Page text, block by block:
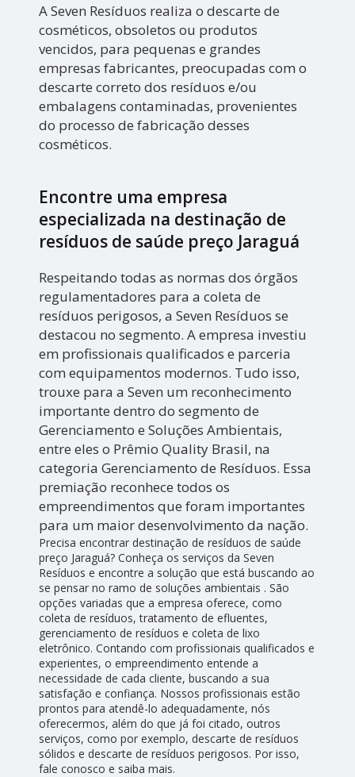
A Seven Resíduos realiza o descarte de
cosméticos, obsoletos ou produtos
vencidos, para pequenas e grandes
empresas fabricantes, preocupadas com o
descarte correto dos resíduos e/ou
embalagens contaminadas, provenientes
do processo de fabricação desses
cosméticos.
Encontre uma empresa
especializada na destinação de
resíduos de saúde preço Jaraguá
Respeitando todas as normas dos órgãos
regulamentadores para a coleta de
resíduos perigosos, a Seven Resíduos se
destacou no segmento. A empresa investiu
em profissionais qualificados e parceria
com equipamentos modernos. Tudo isso,
trouxe para a Seven um reconhecimento
importante dentro do segmento de
Gerenciamento e Soluções Ambientais,
entre eles o Prêmio Quality Brasil, na
categoria Gerenciamento de Resíduos. Essa
premiação reconhece todos os
empreendimentos que foram importantes
para um maior desenvolvimento da nação.
Precisa encontrar destinação de resíduos de saúde
preço Jaraguá? Conheça os serviços da Seven
Resíduos e encontre a solução que está buscando ao
se pensar no ramo de soluções ambientais . São
opções variadas que a empresa oferece, como
coleta de resíduos, tratamento de efluentes,
gerenciamento de resíduos e coleta de lixo
eletrônico. Contando com profissionais qualificados e
experientes, o empreendimento entende a
necessidade de cada cliente, buscando a sua
satisfação e confiança. Nossos profissionais estão
prontos para atendê-lo adequadamente, nós
oferecermos, além do que já foi citado, outros
serviços, como por exemplo, descarte de resíduos
sólidos e descarte de resíduos perigosos. Por isso,
fale conosco e saiba mais.